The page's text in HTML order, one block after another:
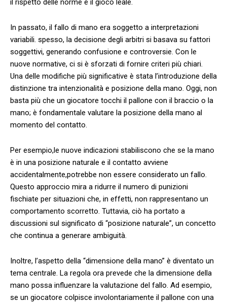
In⁣ passato, il ⁢fallo di mano era soggetto a interpretazioni
variabili. spesso, la​ decisione degli arbitri‌ si basava su fattori
soggettivi, generando ‌confusione e controversie. Con le⁣
nuove normative, ci si ​è‍ sforzati di ‍fornire criteri‌ più⁤ chiari.
Una delle​ modifiche ⁣più significative è stata l’introduzione‍ della
distinzione tra intenzionalità e posizione della mano. Oggi, non
‌basta più che un giocatore tocchi il pallone con ⁣il ⁤braccio o⁣ la
mano; è fondamentale‍ valutare⁢ la posizione della mano al
momento del⁣ contatto.
Per​ esempio,le nuove ‌indicazioni stabiliscono che ​se la mano
è in una posizione naturale e ​il contatto ​avviene
accidentalmente,potrebbe⁢ non ‍essere considerato un‍ fallo.
Questo approccio mira a ridurre ⁣il numero di punizioni
fischiate per situazioni ⁤che, in effetti, non ‌rappresentano un‌
comportamento scorretto. Tuttavia, ciò⁢ ha portato‌ a
discussioni‍ sul significato di “posizione ‌naturale”,​ un⁢ concetto
‍che ‌continua‌ a generare⁢ ambiguità.
Inoltre, l’aspetto della “dimensione della mano” è diventato un
tema centrale. La regola ora prevede che la dimensione​ della
mano ⁣possa‌ influenzare la valutazione del fallo. Ad‍ esempio,
se un giocatore colpisce involontariamente il pallone con ⁤una⁤